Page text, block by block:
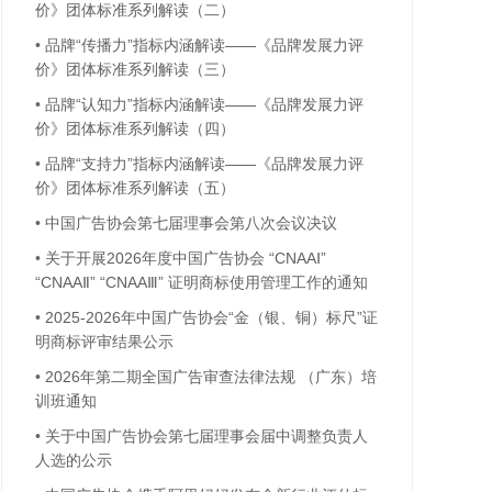
价》团体标准系列解读（二）
• 品牌“传播力”指标内涵解读——《品牌发展力评
价》团体标准系列解读（三）
• 品牌“认知力”指标内涵解读——《品牌发展力评
价》团体标准系列解读（四）
• 品牌“支持力”指标内涵解读——《品牌发展力评
价》团体标准系列解读（五）
• 中国广告协会第七届理事会第八次会议决议
• 关于开展2026年度中国广告协会 “CNAAⅠ”
“CNAAⅡ” “CNAAⅢ” 证明商标使用管理工作的通知
• 2025-2026年中国广告协会“金（银、铜）标尺”证
明商标评审结果公示
• 2026年第二期全国广告审查法律法规 （广东）培
训班通知
• 关于中国广告协会第七届理事会届中调整负责人
人选的公示